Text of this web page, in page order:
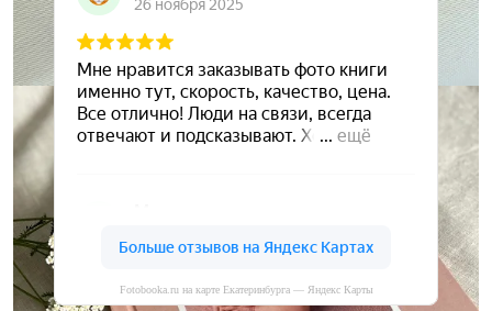
Fotobooka.ru на карте Екатеринбурга — Яндекс Карты